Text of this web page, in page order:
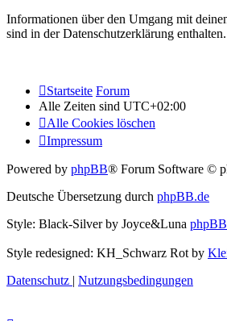
Informationen über den Umgang mit
sind in der Datenschutzerklärung enthalten.
Startseite Forum
Alle Zeiten sind UTC+02:00
Alle Cookies löschen
Impressum
Powered by phpBB® Forum Software ©
Deutsche Übersetzung durch phpBB.de
Style: Black-Silver by Joyce&Luna
Style redesigned: KH_Schwarz Rot by
Datenschutz | Nutzungsbedingungen